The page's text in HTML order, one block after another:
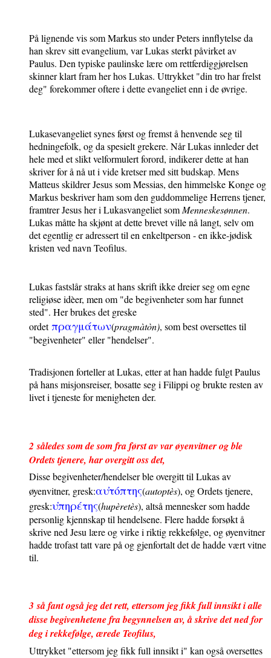
På lignende vis som Markus sto under Peters innflytelse da
han skrev sitt evangelium, var Lukas sterkt påvirket av
Paulus. Den typiske paulinske lære om rettferdiggjørelsen
skinner klart fram her hos Lukas. Uttrykket "din tro har frelst
deg" forekommer oftere i dette evangeliet enn i de øvrige.
Lukasevangeliet synes først og fremst å henvende seg til
hedningefolk, og da spesielt grekere. Når Lukas innleder det
hele med et slikt velformulert forord, indikerer dette at han
skriver for å nå ut i vide kretser med sitt budskap. Mens
Matteus skildrer Jesus som Messias, den himmelske Konge og
Markus beskriver ham som den guddommelige Herrens tjener,
framtrer Jesus her i Lukasvangeliet som Menneskesønnen.
Lukas måtte ha skjønt at dette brevet ville nå langt, selv om
det egentlig er adressert til en enkeltperson - en ikke-jødisk
kristen ved navn Teofilus.
Lukas fastslår straks at hans skrift ikke dreier seg om egne
religiøse idèer, men om "de begivenheter som har funnet
sted". Her brukes det greske
ordetπραγμάτων(pragmàtòn), som best oversettes til
"begivenheter" eller "hendelser".
Tradisjonen forteller at Lukas, etter at han hadde fulgt Paulus
på hans misjonsreiser, bosatte seg i Filippi og brukte resten av
livet i tjeneste for menigheten der.
2 således som de som fra først av var øyenvitner og ble
Ordets tjenere, har overgitt oss det,
Disse begivenheter/hendelser ble overgitt til Lukas av
øyenvitner, gresk:αυτοπτης(autoptès), og Ordets tjenere,
gresk:υπηρετης(hupèretès), altså mennesker som hadde
personlig kjennskap til hendelsene. Flere hadde forsøkt å
skrive ned Jesu lære og virke i riktig rekkefølge, og øyenvitner
hadde trofast tatt vare på og gjenfortalt det de hadde vært vitne
til.
3 så fant også jeg det rett, ettersom jeg fikk full innsikt i alle
disse begivenhetene fra begynnelsen av, å skrive det ned for
deg i rekkefølge, ærede Teofilus,
Uttrykket "ettersom jeg fikk full innsikt i" kan også oversettes